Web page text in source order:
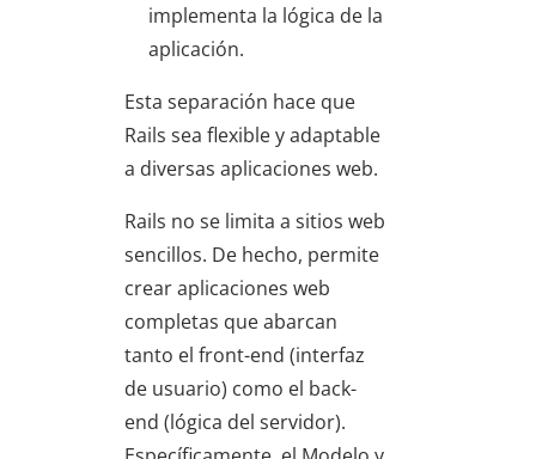
implementa la lógica de la
aplicación.
Esta separación hace que
Rails sea flexible y adaptable
a diversas aplicaciones web.
Rails no se limita a sitios web
sencillos. De hecho, permite
crear aplicaciones web
completas que abarcan
tanto el front-end (interfaz
de usuario) como el back-
end (lógica del servidor).